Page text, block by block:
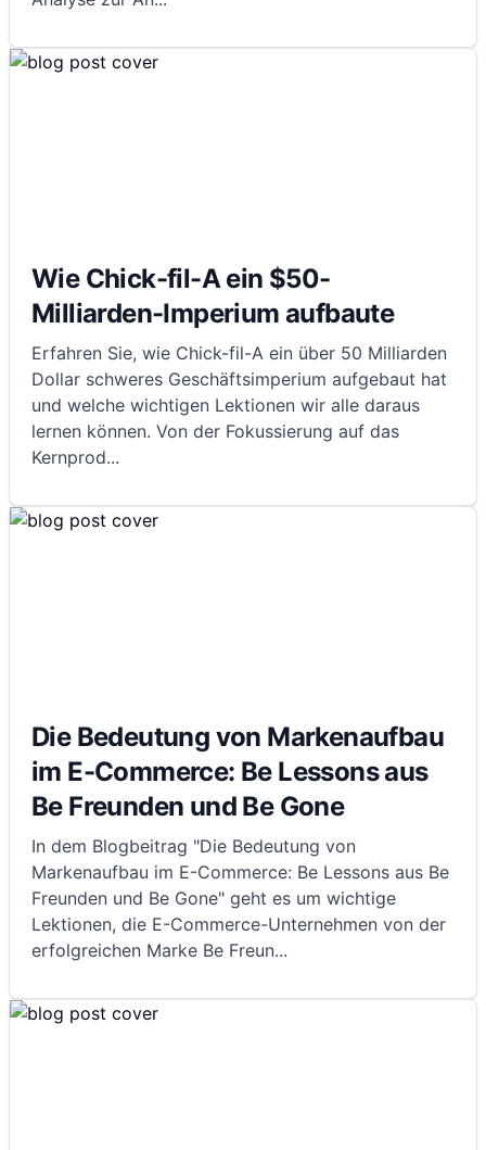
Wie Chick-fil-A ein $50-
Milliarden-Imperium aufbaute
Erfahren Sie, wie Chick-fil-A ein über 50 Milliarden
Dollar schweres Geschäftsimperium aufgebaut hat
und welche wichtigen Lektionen wir alle daraus
lernen können. Von der Fokussierung auf das
Kernprod...
Die Bedeutung von Markenaufbau
im E-Commerce: Be Lessons aus
Be Freunden und Be Gone
In dem Blogbeitrag "Die Bedeutung von
Markenaufbau im E-Commerce: Be Lessons aus Be
Freunden und Be Gone" geht es um wichtige
Lektionen, die E-Commerce-Unternehmen von der
erfolgreichen Marke Be Freun...